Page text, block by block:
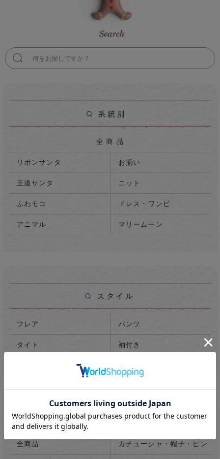
検
全 商 品
リボンサンタ お揃い
王道サンタ ニット
ふわモコ ドレス・ワンピ
アニマル マリームーン
フレア パンツ
タイト 袖付き
全商品 カチューシャ・帽子・ピン